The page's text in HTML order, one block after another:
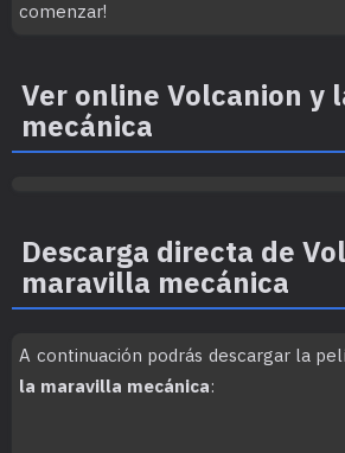
comenzar!
Ver online Volcanion y
mecánica
Descarga directa de
maravilla mecánica
A continuación podrás descargar la
la maravilla mecánica: